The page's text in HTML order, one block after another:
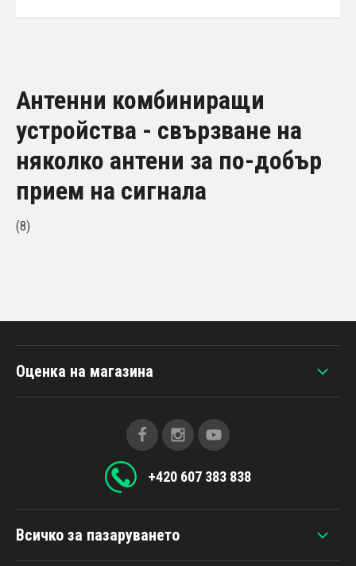
Антенни комбиниращи
устройства - свързване на
няколко антени за по-добър
прием на сигнала
(8)
Всичко за пазаруването
Оценка на магазина
+420 607 383 838